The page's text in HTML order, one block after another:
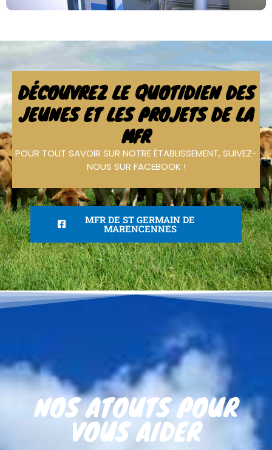
DÉCOUVREZ LE QUOTIDIEN DES
JEUNES ET LES PROJETS DE LA
MFR
POUR TOUT SAVOIR SUR NOTRE ÉTABLISSEMENT, SUIVEZ-
NOUS SUR FACEBOOK !
MFR DE ST GERMAIN DE
MARENCENNES
NOS ATOUTS POUR
VOUS AIDER